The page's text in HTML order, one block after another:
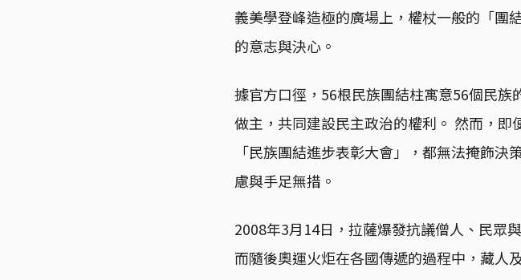
義美學登峰造極的廣場上，權杖一般的「團
的意志與決心。
據官方口徑，56根民族團結柱寓意56個民
做主，共同建設民主政治的權利。 然而，
「民族團結進步表彰大會」，都無法掩飾
慮與手足無措。
2008年3月14日，拉薩爆發抗議僧人、民眾
而隨後奧運火炬在各國傳遞的過程中，藏人